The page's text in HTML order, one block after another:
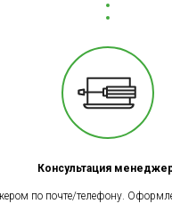
Консультация
по почте/телефону.